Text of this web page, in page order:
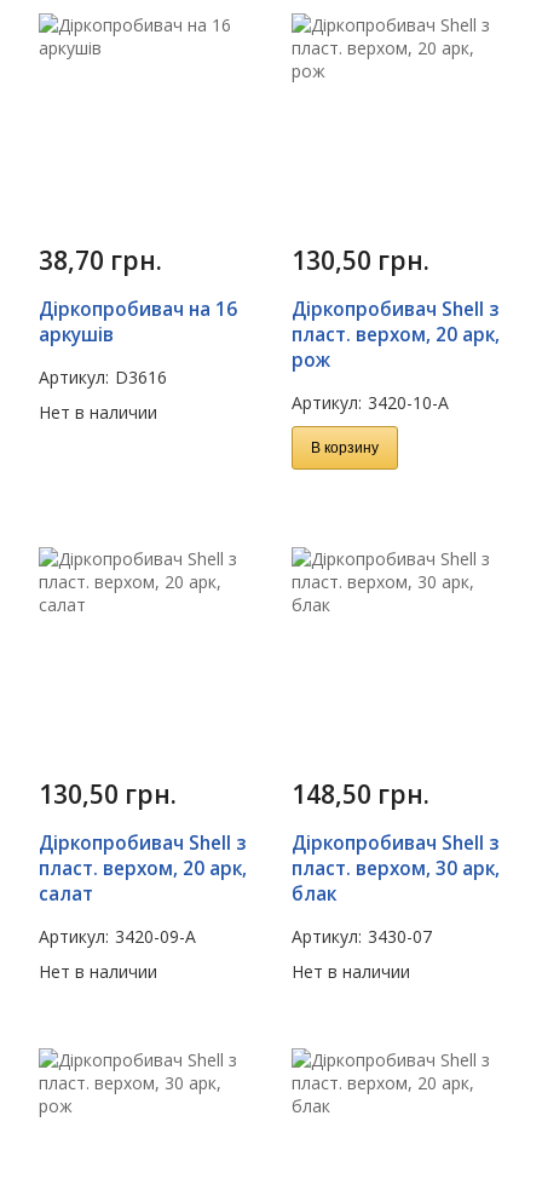
38,70 грн.
Діркопробивач на 16
аркушів
Артикул: D3616
Нет в наличии
130,50 грн.
Діркопробивач Shell з
пласт. верхом, 20 арк,
рож
Артикул: 3420-10-A
В корзину
130,50 грн.
Діркопробивач Shell з
пласт. верхом, 20 арк,
салат
Артикул: 3420-09-A
Нет в наличии
148,50 грн.
Діркопробивач Shell з
пласт. верхом, 30 арк,
блак
Артикул: 3430-07
Нет в наличии